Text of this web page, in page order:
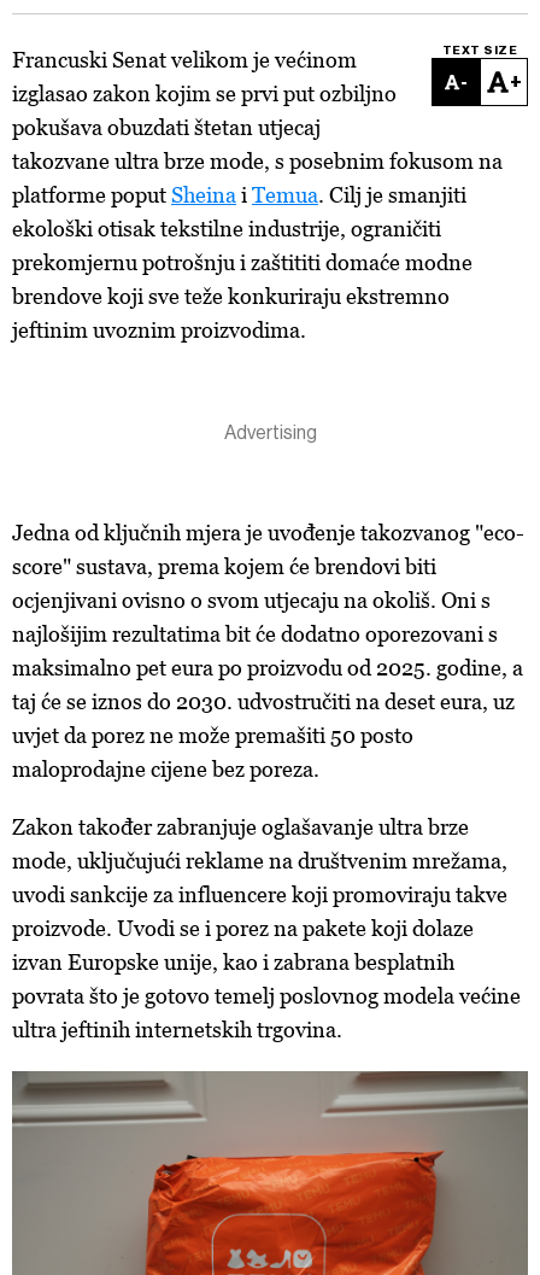
TEXT SIZE
- +
Francuski Senat velikom je većinom
izglasao zakon kojim se prvi put ozbiljno
pokušava obuzdati štetan utjecaj
takozvane ultra brze mode, s posebnim fokusom na
platforme poputSheina i Temua. Cilj je smanjiti
ekološki otisak tekstilne industrije, ograničiti
prekomjernu potrošnju i zaštititi domaće modne
brendove koji sve teže konkuriraju ekstremno
jeftinim uvoznim proizvodima.
Jedna od ključnih mjera je uvođenje takozvanog "eco-
score" sustava, prema kojem će brendovi biti
ocjenjivani ovisno o svom utjecaju na okoliš. Oni s
najlošijim rezultatima bit će dodatno oporezovani s
maksimalno pet eura po proizvodu od 2025. godine, a
taj će se iznos do 2030. udvostručiti na deset eura, uz
uvjet da porez ne može premašiti 50 posto
maloprodajne cijene bez poreza.
Zakon također zabranjuje oglašavanje ultra brze
mode, uključujući reklame na društvenim mrežama,
uvodi sankcije za influencere koji promoviraju takve
proizvode. Uvodi se i porez na pakete koji dolaze
izvan Europske unije, kao i zabrana besplatnih
povrata što je gotovo temelj poslovnog modela većine
ultra jeftinih internetskih trgovina.